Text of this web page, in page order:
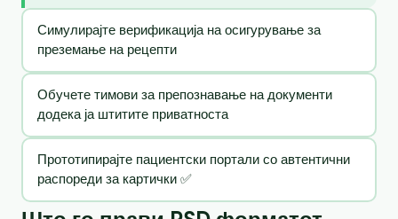
Симулирајте верификација на осигурување за
преземање на рецепти
Обучете тимови за препознавање на документи
додека ја штитите приватноста
Прототипирајте пациентски портали со автентични
распореди за картички ✅